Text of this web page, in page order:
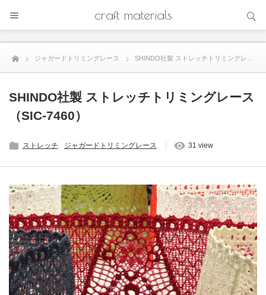
craft materials
ジャガードトリミングレース SHINDO社製 ストレッチトリミングレース（SIC-7460）
SHINDO社製 ストレッチトリミングレース
（SIC-7460）
ストレッチ ジャガードトリミングレース 31 view